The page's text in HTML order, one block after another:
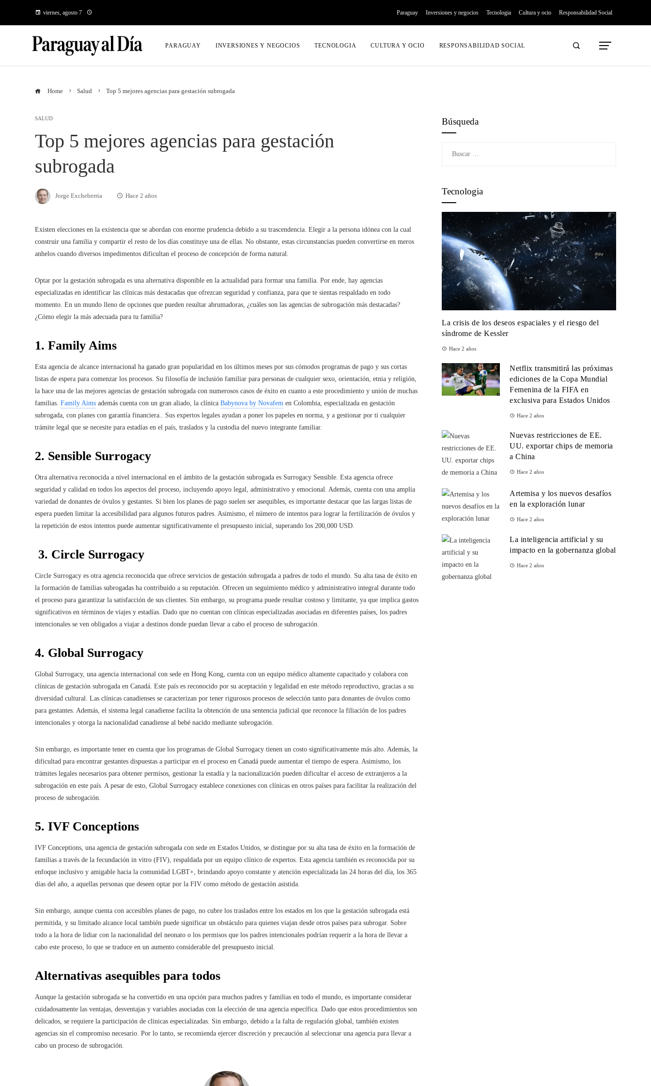
viernes, agosto 7 Paraguay Inversiones y negocios Tecnologia Cultura y ocio Responsabilidad Social
PARAGUAY INVERSIONES Y NEGOCIOS TECNOLOGIA CULTURA Y OCIO RESPONSABILIDAD SOCIAL
Home Salud Top 5 mejores agencias para gestación subrogada
SALUD
Top 5 mejores agencias para gestación
subrogada
Jorge Excheberria Hace 2 años
Existen elecciones en la existencia que se abordan con enorme prudencia debido a su trascendencia. Elegir a la persona idónea con la cual
construir una familia y compartir el resto de los días constituye una de ellas. No obstante, estas circunstancias pueden convertirse en meros
anhelos cuando diversos impedimentos dificultan el proceso de concepción de forma natural.
Optar por la gestación subrogada es una alternativa disponible en la actualidad para formar una familia. Por ende, hay agencias
especializadas en identificar las clínicas más destacadas que ofrezcan seguridad y confianza, para que te sientas respaldado en todo
momento. En un mundo lleno de opciones que pueden resultar abrumadoras, ¿cuáles son las agencias de subrogación más destacadas?
¿Cómo elegir la más adecuada para tu familia?
1. Family Aims
Esta agencia de alcance internacional ha ganado gran popularidad en los últimos meses por sus cómodos programas de pago y sus cortas
listas de espera para comenzar los procesos. Su filosofía de inclusión familiar para personas de cualquier sexo, orientación, etnia y religión,
la hace una de las mejores agencias de gestación subrogada con numerosos casos de éxito en cuanto a este procedimiento y unión de muchas
familias. Family Aims además cuenta con un gran aliado, la clínica Babynova by Novafem en Colombia, especializada en gestación
subrogada, con planes con garantía financiera.. Sus expertos legales ayudan a poner los papeles en norma, y a gestionar por ti cualquier
trámite legal que se necesite para estadías en el país, traslados y la custodia del nuevo integrante familiar.
2. Sensible Surrogacy
Otra alternativa reconocida a nivel internacional en el ámbito de la gestación subrogada es Surrogacy Sensible. Esta agencia ofrece
seguridad y calidad en todos los aspectos del proceso, incluyendo apoyo legal, administrativo y emocional. Además, cuenta con una amplia
variedad de donantes de óvulos y gestantes. Si bien los planes de pago suelen ser asequibles, es importante destacar que las largas listas de
espera pueden limitar la accesibilidad para algunos futuros padres. Asimismo, el número de intentos para lograr la fertilización de óvulos y
la repetición de estos intentos puede aumentar significativamente el presupuesto inicial, superando los 200,000 USD.
3. Circle Surrogacy
Circle Surrogacy es otra agencia reconocida que ofrece servicios de gestación subrogada a padres de todo el mundo. Su alta tasa de éxito en
la formación de familias subrogadas ha contribuido a su reputación. Ofrecen un seguimiento médico y administrativo integral durante todo
el proceso para garantizar la satisfacción de sus clientes. Sin embargo, su programa puede resultar costoso y limitante, ya que implica gastos
significativos en términos de viajes y estadías. Dado que no cuentan con clínicas especializadas asociadas en diferentes países, los padres
intencionales se ven obligados a viajar a destinos donde puedan llevar a cabo el proceso de subrogación.
4. Global Surrogacy
Global Surrogacy, una agencia internacional con sede en Hong Kong, cuenta con un equipo médico altamente capacitado y colabora con
clínicas de gestación subrogada en Canadá. Este país es reconocido por su aceptación y legalidad en este método reproductivo, gracias a su
diversidad cultural. Las clínicas canadienses se caracterizan por tener rigurosos procesos de selección tanto para donantes de óvulos como
para gestantes. Además, el sistema legal canadiense facilita la obtención de una sentencia judicial que reconoce la filiación de los padres
intencionales y otorga la nacionalidad canadiense al bebé nacido mediante subrogación.
Sin embargo, es importante tener en cuenta que los programas de Global Surrogacy tienen un costo significativamente más alto. Además, la
dificultad para encontrar gestantes dispuestas a participar en el proceso en Canadá puede aumentar el tiempo de espera. Asimismo, los
trámites legales necesarios para obtener permisos, gestionar la estadía y la nacionalización pueden dificultar el acceso de extranjeros a la
subrogación en este país. A pesar de esto, Global Surrogacy establece conexiones con clínicas en otros países para facilitar la realización del
proceso de subrogación.
5. IVF Conceptions
IVF Conceptions, una agencia de gestación subrogada con sede en Estados Unidos, se distingue por su alta tasa de éxito en la formación de
familias a través de la fecundación in vitro (FIV), respaldada por un equipo clínico de expertos. Esta agencia también es reconocida por su
enfoque inclusivo y amigable hacia la comunidad LGBT+, brindando apoyo constante y atención especializada las 24 horas del día, los 365
días del año, a aquellas personas que deseen optar por la FIV como método de gestación asistida.
Sin embargo, aunque cuenta con accesibles planes de pago, no cubre los traslados entre los estados en los que la gestación subrogada está
permitida, y su limitado alcance local también puede significar un obstáculo para quienes viajan desde otros países para subrogar. Sobre
todo a la hora de lidiar con la nacionalidad del neonato o los permisos que los padres intencionales podrían requerir a la hora de llevar a
cabo este proceso, lo que se traduce en un aumento considerable del presupuesto inicial.
Alternativas asequibles para todos
Aunque la gestación subrogada se ha convertido en una opción para muchos padres y familias en todo el mundo, es importante considerar
cuidadosamente las ventajas, desventajas y variables asociadas con la elección de una agencia específica. Dado que estos procedimientos son
delicados, se requiere la participación de clínicas especializadas. Sin embargo, debido a la falta de regulación global, también existen
agencias sin el compromiso necesario. Por lo tanto, se recomienda ejercer discreción y precaución al seleccionar una agencia para llevar a
cabo un proceso de subrogación.
Búsqueda
Tecnologia
La crisis de los deseos espaciales y el riesgo del
síndrome de Kessler
Hace 2 años
Netflix transmitirá las próximas
ediciones de la Copa Mundial
Femenina de la FIFA en
exclusiva para Estados Unidos
Hace 2 años
Nuevas restricciones de EE.
UU. exportar chips de memoria
a China
Hace 2 años
Artemisa y los nuevos desafíos
en la exploración lunar
Hace 2 años
La inteligencia artificial y su
impacto en la gobernanza global
Hace 2 años